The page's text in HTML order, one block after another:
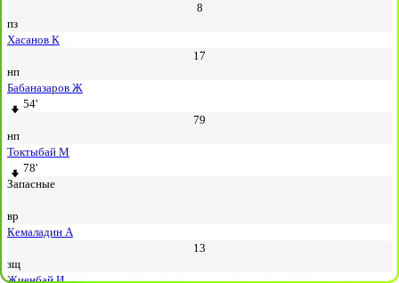
8
пз
Хасанов К
17
нп
Бабаназаров Ж
54'
79
нп
Токтыбай М
78'
Запасные
вр
Кемаладин А
13
зщ
Жиенбай И